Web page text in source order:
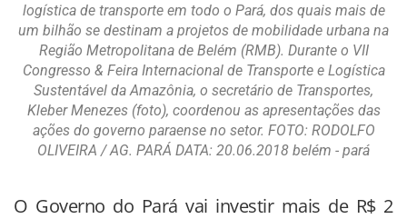
logística de transporte em todo o Pará, dos quais mais de
um bilhão se destinam a projetos de mobilidade urbana na
Região Metropolitana de Belém (RMB). Durante o VII
Congresso & Feira Internacional de Transporte e Logística
Sustentável da Amazônia, o secretário de Transportes,
Kleber Menezes (foto), coordenou as apresentações das
ações do governo paraense no setor. FOTO: RODOLFO
OLIVEIRA / AG. PARÁ DATA: 20.06.2018 belém - pará
O Governo do Pará vai investir mais de R$ 2